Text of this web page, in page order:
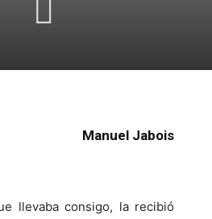
Manuel Jabois
llevaba consigo, la recibió